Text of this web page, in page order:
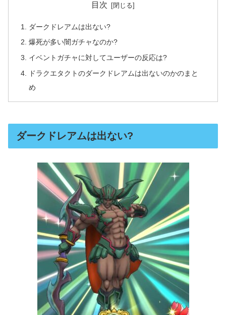
目次
ダークドレアムは出ない?
爆死が多い闇ガチャなのか?
イベントガチャに対してユーザーの反応は?
ドラクエタクトのダークドレアムは出ないのかのまと
め
ダークドレアムは出ない?